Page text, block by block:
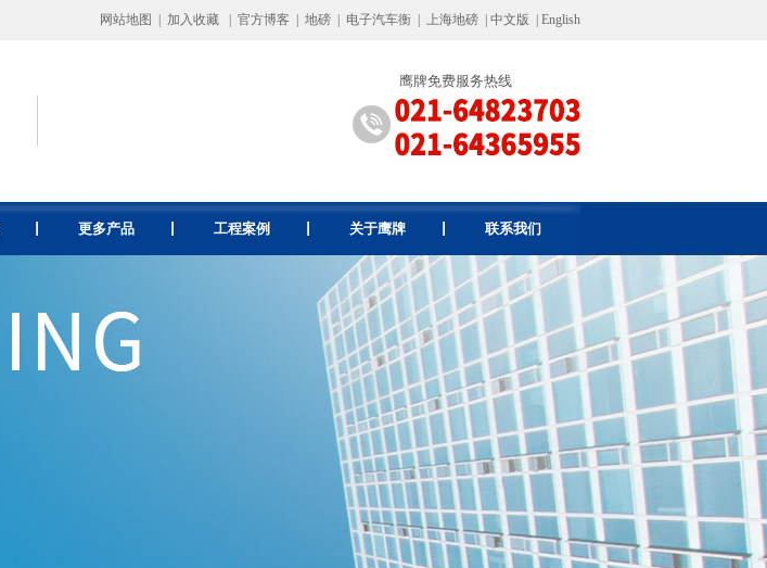
网站地图 加入收藏 官方博客 地磅 电子汽车衡 上海地磅 中文版 English
鹰牌免费服务热线
更多产品 工程案例 关于鹰牌 联系我们